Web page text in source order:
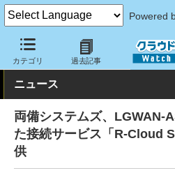
Powered
カテゴリ 過去記事
クラウド Watch サービス・ソフト
ニュース
両備システムズ、LGWAN-
た接続サービス「R-Cloud
供